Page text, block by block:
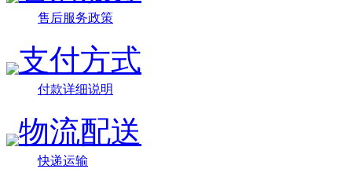
售后服务政策
支付方式
付款详细说明
物流配送
快递运输